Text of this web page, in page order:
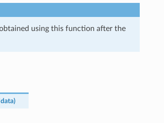
using this function after the
data)